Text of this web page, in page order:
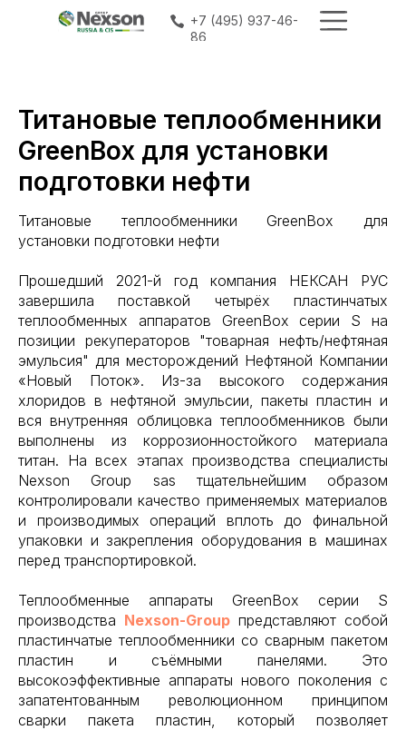
+7 (495) 937-46-
86
+7 (495) 937-46-
86
Титановые теплообменники
GreenBox для установки
подготовки нефти
Титановые теплообменники GreenBox для
установки подготовки нефти
Прошедший 2021-й год компания НЕКСАН РУС
завершила поставкой четырёх пластинчатых
теплообменных аппаратов GreenBox серии S на
позиции рекуператоров "товарная нефть/нефтяная
эмульсия" для месторождений Нефтяной Компании
«Новый Поток». Из-за высокого содержания
хлоридов в нефтяной эмульсии, пакеты пластин и
вся внутренняя облицовка теплообменников были
выполнены из коррозионностойкого материала
титан. На всех этапах производства специалисты
Nexson Group sas тщательнейшим образом
контролировали качество применяемых материалов
и производимых операций вплоть до финальной
упаковки и закрепления оборудования в машинах
перед транспортировкой.
Теплообменные аппараты GreenBox серии S
производства Nexson-Group представляют собой
пластинчатые теплообменники со сварным пакетом
пластин и съёмными панелями. Это
высокоэффективные аппараты нового поколения с
запатентованным революционном принципом
сварки пакета пластин, который позволяет